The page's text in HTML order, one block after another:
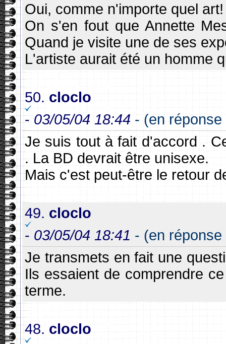
Oui, comme n'importe quel art!
On s'en fout que Annette
Quand je visite une de ses
L'artiste aurait été un homme
50. cloclo
- 03/05/04 18:44 - (en
Je suis tout à fait d'accord .
. La BD devrait être unisexe.
Mais c'est peut-être le retour
49. cloclo
- 03/05/04 18:41 - (en
Je transmets en fait une
Ils essaient de comprendre
terme.
48. cloclo